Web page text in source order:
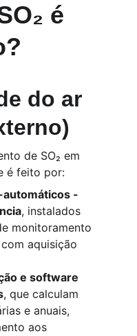
é
do ar
de SO₂ em
é feito por:
automáticos -
, instalados
monitoramento
aquisição
e software
, que calculam
e anuais,
aos